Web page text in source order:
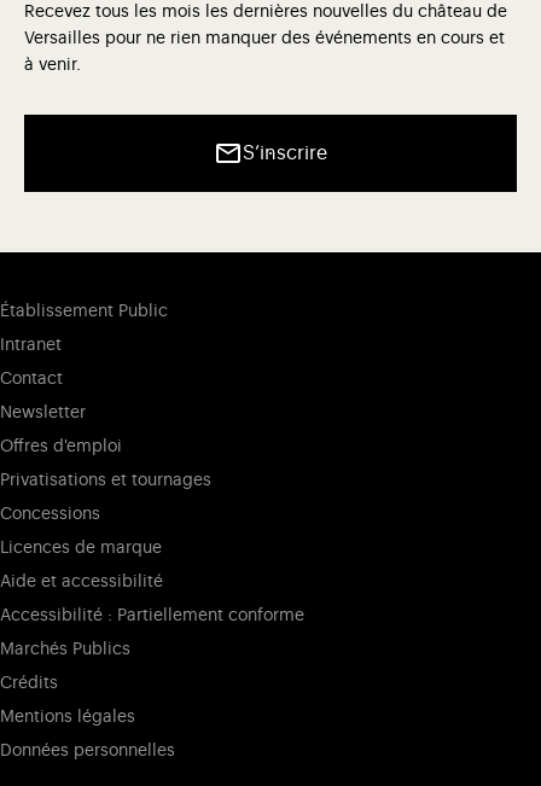
Recevez tous les mois les dernières nouvelles du château de
Versailles pour ne rien manquer des événements en cours et
à venir.
S’inscrire
Établissement Public
Intranet
Contact
Newsletter
Offres d'emploi
Privatisations et tournages
Concessions
Licences de marque
Aide et accessibilité
Accessibilité : Partiellement conforme
Marchés Publics
Crédits
Mentions légales
Données personnelles